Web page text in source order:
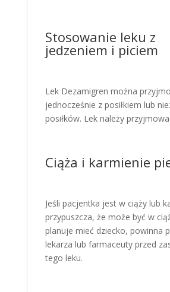
Stosowanie leku z
jedzeniem i piciem
Lek Dezamigren można
jednocześnie z posiłkiem lub
posiłków. Lek należy
Ciąża i karmienie
Jeśli pacjentka jest w ciąży lub
przypuszcza, że może być w
planuje mieć dziecko, powinna
lekarza lub farmaceuty przed
tego leku.